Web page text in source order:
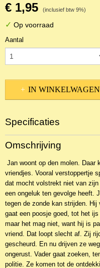
€ 1,95 (inclusief btw 9%)
✓ Op voorraad
Aantal
IN WINKELWAGEN
Specificaties
Productcode
2BKJ-37079
Omschrijving
Jan woont op den molen. Daar
vriendjes. Vooral verstoppertje
dat mocht volstrekt niet van
een ongeluk ten gevolge heeft.
tegen de zonde kan strijden. Hij
gaat een poosje goed, tot het
maar het mag niet, want hij is
vriend. Dat loopt slecht af. Zij
gescheurd. En nu drijven ze
ongerust. Vader gaat zoeken,
politie. Ze komen tot de